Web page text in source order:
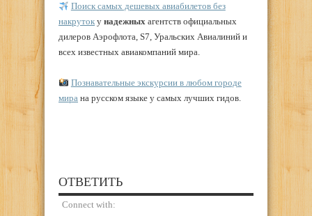
Поиск самых дешевых авиабилетов без
накруток у надежных агентств официальных
дилеров Аэрофлота, S7, Уральских Авиалиний и
всех известных авиакомпаний мира.
Познавательные экскурсии в любом городе
мира на русском языке у самых лучших гидов.
ОТВЕТИТЬ
Connect with: